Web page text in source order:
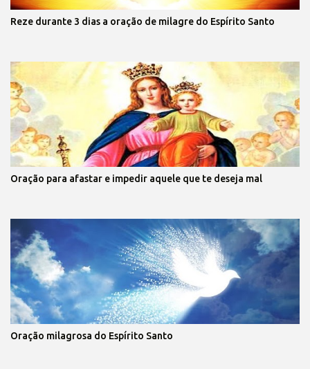
Reze durante 3 dias a oração de milagre do Espírito Santo
Oração para afastar e impedir aquele que te deseja mal
Oração milagrosa do Espírito Santo